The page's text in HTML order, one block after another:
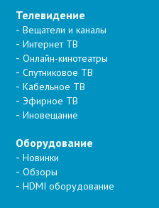
Телевидение
Вещатели и каналы
Интернет ТВ
Онлайн-кинотеатры
Спутниковое ТВ
Кабельное ТВ
Эфирное ТВ
Иновещание
Оборудование
Новинки
Обзоры
HDMI оборудование